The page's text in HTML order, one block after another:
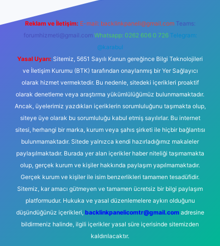
Reklam ve İletişim: E-mail: backlinkpaneli@gmail.com Teams:
forumhizmeti@gmail.com Whatsapp: 0262 606 0 726 Telegram:
@karabul
Yasal Uyarı: Sitemiz, 5651 Sayılı Kanun gereğince Bilgi Teknolojileri
ve İletişim Kurumu (BTK) tarafından onaylanmış bir Yer Sağlayıcı
olarak hizmet vermektedir. Bu nedenle, sitedeki içerikleri proaktif
olarak denetleme veya araştırma yükümlülüğümüz bulunmamaktadır.
Ancak, üyelerimiz yazdıkları içeriklerin sorumluluğunu taşımakta olup,
siteye üye olarak bu sorumluluğu kabul etmiş sayılırlar. Bu internet
sitesi, herhangi bir marka, kurum veya şahıs şirketi ile hiçbir bağlantısı
bulunmamaktadır. Sitede yalnızca kendi hazırladığımız makaleler
paylaşılmaktadır. Burada yer alan içerikler haber niteliği taşımamakta
olup, gerçek kurum ve kişiler hakkında paylaşım yapılmamaktadır.
Gerçek kurum ve kişiler ile isim benzerlikleri tamamen tesadüfidir.
Sitemiz, kar amacı gütmeyen ve tamamen ücretsiz bir bilgi paylaşım
platformudur. Hukuka ve yasal düzenlemelere aykırı olduğunu
düşündüğünüz içerikleri, backlinkpanelicomtr@gmail.comadresine
bildirmeniz halinde, ilgili içerikler yasal süre içerisinde sitemizden
kaldırılacaktır.